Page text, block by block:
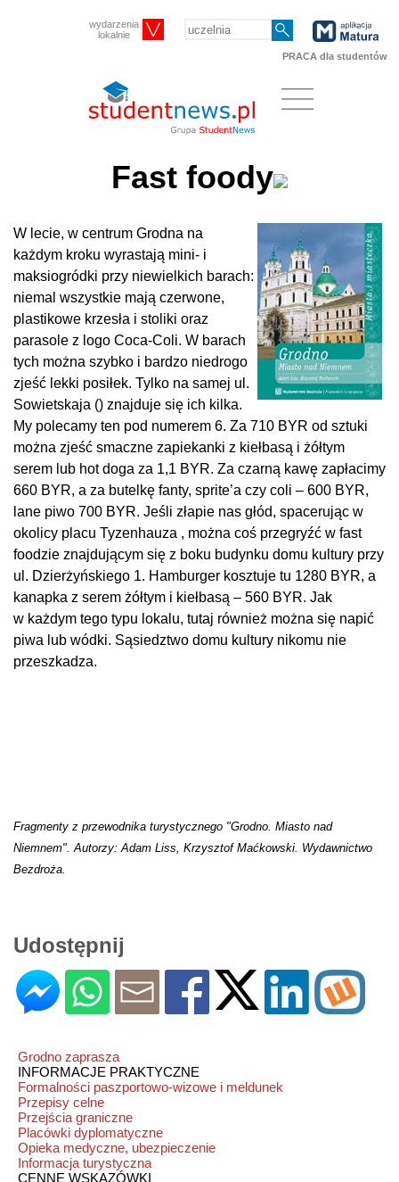
wydarzenia
lokalnie
PRACA dla studentów
Fast foody
W lecie, w centrum Grodna na
każdym kroku wyrastają mini- i
maksiogródki przy niewielkich barach:
nie­mal wszystkie mają czerwone,
plastikowe krzesła i stoliki oraz
parasole z logo Coca-Coli. W barach
tych można szybko i bardzo niedrogo
zjeść lekki posiłek. Tylko na samej ul.
Sowietskaja () znajduje się ich kilka.
My polecamy ten pod numerem 6. Za 710 BYR od sztuki
można zjeść smaczne zapiekanki z kiełbasą i żółtym
serem lub hot doga za 1,1 BYR. Za czarną kawę zapłacimy
660 BYR, a za butelkę fanty, sprite’a czy coli – 600 BYR,
lane piwo 700 BYR. Jeśli złapie nas głód, spacerując w
okolicy placu Tyzenhauza , można coś przegryźć w fast
foodzie znajdującym się z boku budynku domu kultury przy
ul. Dzierżyńskiego 1. Hamburger kosztuje tu 1280 BYR, a
kanapka z serem żółtym i kiełbasą – 560 BYR. Jak
w każdym tego typu lokalu, tutaj również można się napić
piwa lub wódki. Sąsiedztwo domu kultury nikomu nie
przeszkadza.
Fragmenty z przewodnika turystycznego "Grodno. Miasto nad
Niemnem". Autorzy: Adam Liss, Krzysztof Maćkowski . Wydawnictwo
Bezdroża.
Udostępnij
Grodno zaprasza
INFORMACJE PRAKTYCZNE
Formalności paszportowo-wizowe i meldunek
Przepisy celne
Przejścia graniczne
Placówki dyplomatyczne
Opieka medyczne, ubezpieczenie
Informacja turystyczna
CENNE WSKAZÓWKI